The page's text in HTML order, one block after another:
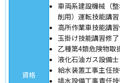
資格
車両系建設機械（
削用）運転技能講習
高所作業車技能講
玉掛け技能講習修了
乙種第4類危険物取
液化石油ガス設備士
給水装置工事主任
排水設備工事責任